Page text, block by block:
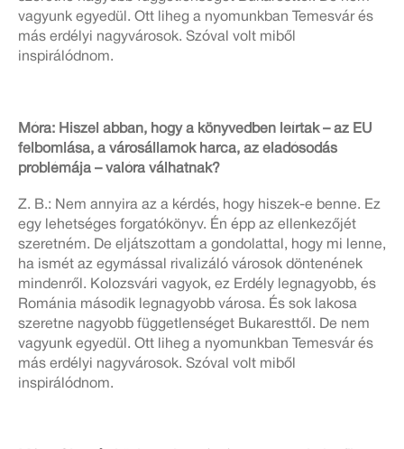
vagyunk egyedül. Ott liheg a nyomunkban Temesvár és
más erdélyi nagyvárosok. Szóval volt miből
inspirálódnom.
Móra: Hiszel abban, hogy a könyvedben leírtak – az EU
felbomlása, a városállamok harca, az eladósodás
problémája – valóra válhatnak?
Z. B.: Nem annyira az a kérdés, hogy hiszek-e benne. Ez
egy lehetséges forgatókönyv. Én épp az ellenkezőjét
szeretném. De eljátszottam a gondolattal, hogy mi lenne,
ha ismét az egymással rivalizáló városok döntenének
mindenről. Kolozsvári vagyok, ez Erdély legnagyobb, és
Románia második legnagyobb városa. És sok lakosa
szeretne nagyobb függetlenséget Bukaresttől. De nem
vagyunk egyedül. Ott liheg a nyomunkban Temesvár és
más erdélyi nagyvárosok. Szóval volt miből
inspirálódnom.